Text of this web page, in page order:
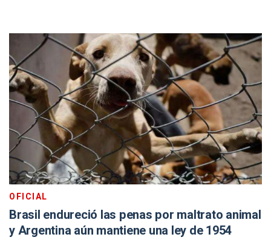
OFICIAL
Brasil endureció las penas por maltrato animal
y Argentina aún mantiene una ley de 1954